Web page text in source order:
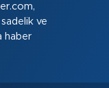
ve
haber